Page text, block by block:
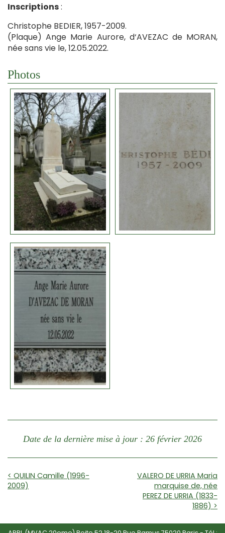
Inscriptions:
Christophe BEDIER, 1957-2009.
(Plaque) Ange Marie Aurore, d‘AVEZAC de MORAN,
née sans vie le, 12.05.2022.
Photos
Date de la dernière mise à jour : 26 février 2026
< QUILIN Camille (1996-
2009)
VALERO DE URRIA Maria
marquise de, née
PEREZ DE URRIA (1833-
1886) >